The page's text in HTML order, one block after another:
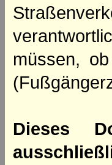
müssen,
Dieses